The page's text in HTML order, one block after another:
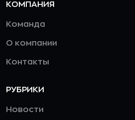
КОМПАНИЯ
Команда
О компании
Контакты
РУБРИКИ
Новости